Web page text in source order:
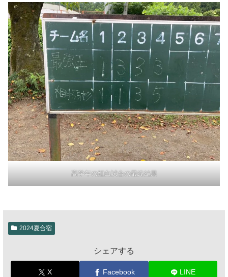
高学年の紅白試合の最終結果
2024夏合宿
シェアする
X Facebook LINE